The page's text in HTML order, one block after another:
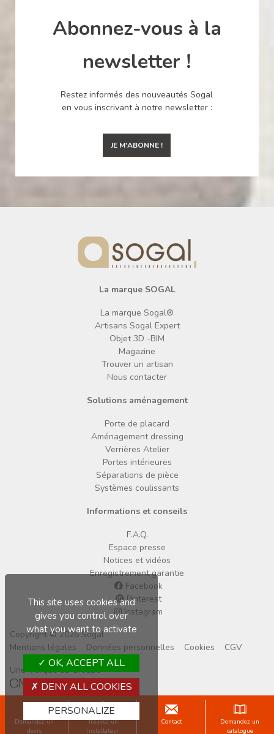
Demandez un
devis
Trouvez un
installateur
Contact
Demandez un
catalogue
Abonnez-vous à la
newsletter !
Restez informés des nouveautés Sogal
en vous inscrivant à notre newsletter :
JE M'ABONNE !
La marque SOGAL
La marque Sogal®
Artisans Sogal Expert
Objet 3D -BIM
Magazine
Trouver un artisan
Nous contacter
Solutions aménagement
Porte de placard
Aménagement dressing
Verrières Atelier
Portes intérieures
Séparations de pièce
Systèmes coulissants
Informations et conseils
F.A.Q.
Espace presse
Notices et vidéos
Enregistrement garantie
Facebook
Pinterest
Instagram
Copyright © 2026 Sogal
Mentions légales
Données personnelles Cookies
CGV
Une marque du Groupe
This site uses cookies and
gives you control over
what you want to activate
OK, ACCEPT ALL
DENY ALL COOKIES
PERSONALIZE